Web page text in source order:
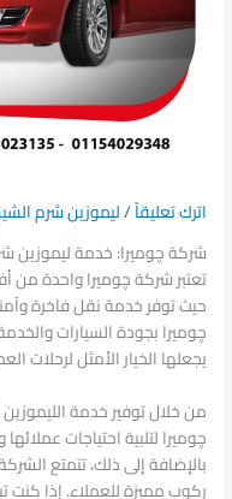
اترك تعليقاً/ليموزين شرم
شركة چوميرا: خدمة ليموزين
تعتبر شركة چوميرا واحدة
حيث توفر خدمة نقل فاخرة
چوميرا بجودة السيارات
يجعلها الخيار الأمثل لرحلات
من خلال توفير خدمة
چوميرا لتلبية احتياجات
بالإضافة إلى ذلك، تتمتع
ركوب مميزة للعملاء. إذا كنت